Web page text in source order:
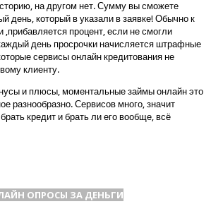
на другом нет. Сумму вы сможете
день, который в указали в заявке! Обычно к
,прибавляется процент, если не смогли
день просрочки начисляется штрафные
сервисы онлайн кредитования не
клиенту.
и плюсы, моментальные займы онлайн это
разнообразно. Сервисов много, значит
кредит и брать ли его вообще, всё
ОПРОСЫ ЗА ДЕНЬГИ